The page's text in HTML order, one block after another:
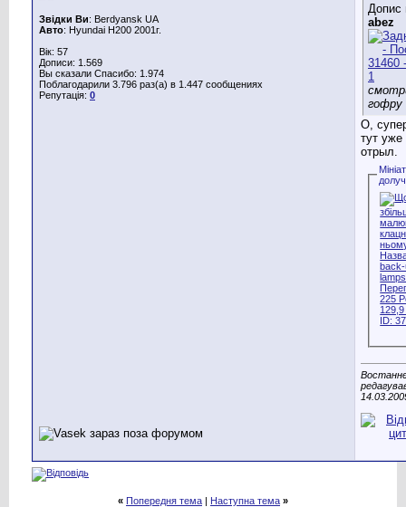
Звідки Ви: Berdyansk UA
Авто: Hyundai H200 2001г.
Вік: 57
Дописи: 1.569
Вы сказали Спасибо: 1.974
Поблагодарили 3.796 раз(а) в 1.447 сообщениях
Репутація: 0
Допис
abez
гофру
О,
тут
отрыл.
Востаннє
« Попередня тема | Наступна тема »